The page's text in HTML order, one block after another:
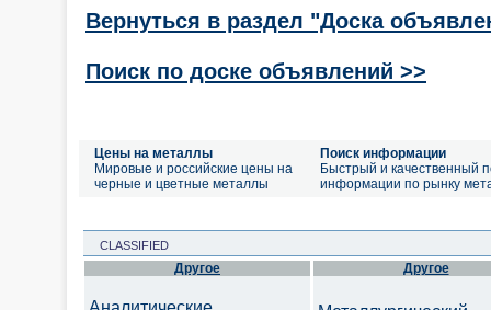
Вернуться в раздел "Доска
Поиск по доске объявлений >>
Цены на металлы
Мировые и российские цены на
черные и цветные металлы
Поиск информации
Быстрый и качественный
информации по рынку
CLASSIFIED
Другое Другое